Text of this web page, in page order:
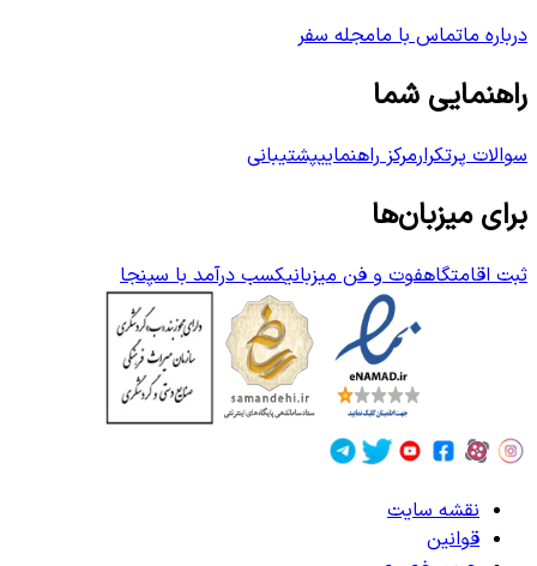
درباره ماتماس با مامجله سفر
راهنمایی شما
سوالات پرتکرارمرکز راهنماییپشتیبانی
برای میزبان‌ها
ثبت اقامتگاهفوت و فن میزبانیکسب درآمد با سپنجا
نقشه سایت
قوانین